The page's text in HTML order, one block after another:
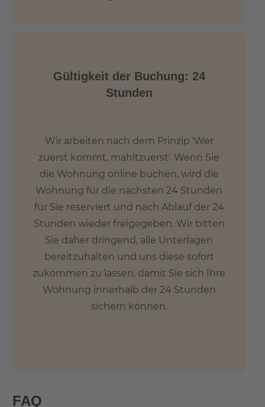
Gültigkeit der Buchung: 24
Stunden
Wir arbeiten nach dem Prinzip 'Wer
zuerst kommt, mahltzuerst'. Wenn Sie
die Wohnung online buchen, wird die
Wohnung für die nächsten 24 Stunden
für Sie reserviert und nach Ablauf der 24
Stunden wieder freigegeben. Wir bitten
Sie daher dringend, alle Unterlagen
bereitzuhalten und uns diese sofort
zukommen zu lassen, damit Sie sich Ihre
Wohnung innerhalb der 24 Stunden
sichern können.
FAQ